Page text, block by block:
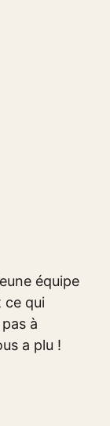
équipe
ce qui
à
a plu !